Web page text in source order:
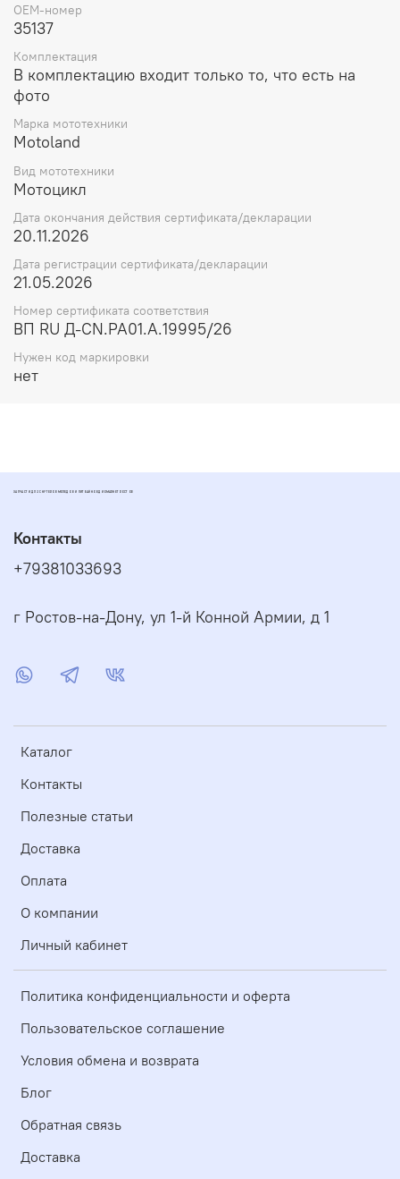
OEM-номер
35137
Комплектация
В комплектацию входит только то, что есть на
фото
Марка мототехники
Motoland
Вид мототехники
Мотоцикл
Дата окончания действия сертификата/декларации
20.11.2026
Дата регистрации сертификата/декларации
21.05.2026
Номер сертификата соответствия
ВП RU Д-CN.РА01.А.19995/26
Нужен код маркировки
нет
ЗАПЧАСТИ ДЛЯ СКУТЕРОВ МОПЕДОВ И ПИТБАЙКОВ ДИОМАРКЕТ РОСТОВ
Каталог
Контакты
Полезные статьи
Доставка
Оплата
О компании
Личный кабинет
Политика конфиденциальности и оферта
Пользовательское соглашение
Условия обмена и возврата
Блог
Обратная связь
Доставка
Контакты
+79381033693
г Ростов-на-Дону, ул 1-й Конной Армии, д 1